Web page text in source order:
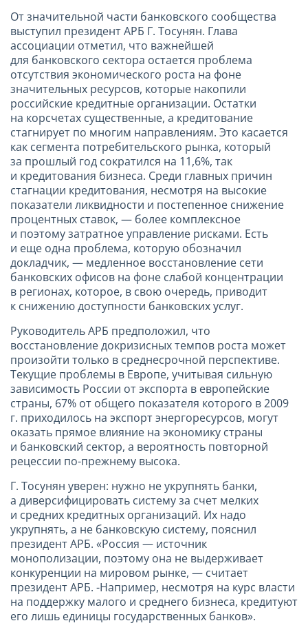
От значительной части банковского сообщества
выступил президент АРБ Г. Тосунян. Глава
ассоциации отметил, что важнейшей
для банковского сектора остается проблема
отсутствия экономического роста на фоне
значительных ресурсов, которые накопили
российские кредитные организации. Остатки
на корсчетах существенные, а кредитование
стагнирует по многим направлениям. Это касается
как сегмента потребительского рынка, который
за прошлый год сократился на 11,6%, так
и кредитования бизнеса. Среди главных причин
стагнации кредитования, несмотря на высокие
показатели ликвидности и постепенное снижение
процентных ставок, — более комплексное
и поэтому затратное управление рисками. Есть
и еще одна проблема, которую обозначил
докладчик, — медленное восстановление сети
банковских офисов на фоне слабой концентрации
в регионах, которое, в свою очередь, приводит
к снижению доступности банковских услуг.
Руководитель АРБ предположил, что
восстановление докризисных темпов роста может
произойти только в среднесрочной перспективе.
Текущие проблемы в Европе, учитывая сильную
зависимость России от экспорта в европейские
страны, 67% от общего показателя которого в2009
г. приходилось на экспорт энергоресурсов, могут
оказать прямое влияние на экономику страны
и банковский сектор, а вероятность повторной
рецессии по-прежнему высока.
Г. Тосунян уверен: нужно не укрупнять банки,
а диверсифицировать систему за счет мелких
и средних кредитных организаций. Их надо
укрупнять, а не банковскую систему, пояснил
президент АРБ. «Россия — источник
монополизации, поэтому она не выдерживает
конкуренции на мировом рынке, — считает
президент АРБ. -Например, несмотря на курс власти
на поддержку малого и среднего бизнеса, кредитуют
его лишь единицы государственных банков».